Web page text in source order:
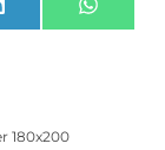
LinkedIn
180x200